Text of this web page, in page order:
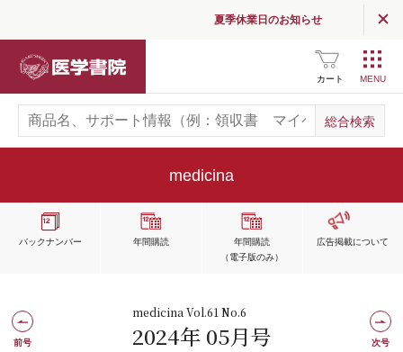
夏季休業日のお知らせ
カート
medicina
バックナンバー 年間購読
年間購読
（電子版のみ）
広告掲載について
medicina Vol.61 No.6
2024年 05月号
前号 次号